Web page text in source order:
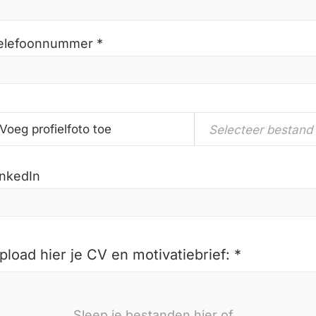
*
Selecteer bestand
Voeg profielfoto toe
hier je CV en motivatiebrief: *